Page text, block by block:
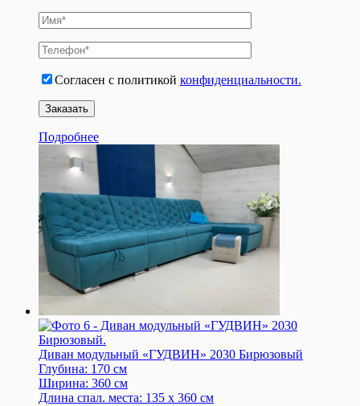
Согласен с политикой конфиденциальности.
Подробнее
Диван модульный «ГУДВИН» 2030 Бирюзовый
Глубина: 170 см
Ширина: 360 см
Длина спал. места: 135 x 360 см